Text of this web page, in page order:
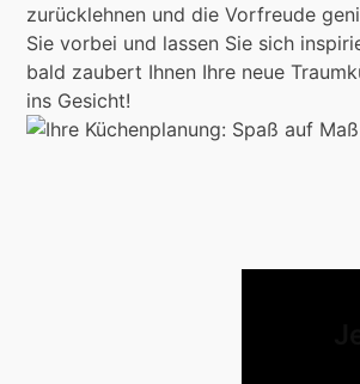
zurücklehnen und die Vorfreude
Sie vorbei und lassen Sie sich
bald zaubert Ihnen Ihre neue
ins Gesicht!